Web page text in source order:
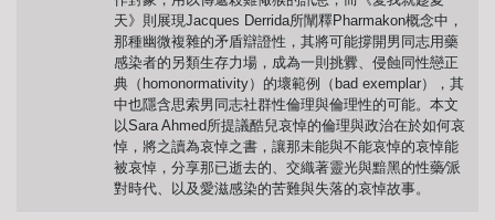
天》則展現Jacques Derrida所闡釋Pharmakon概念中，
那種幽微複雜的矛盾辯證性，其將可能撐開男同志用藥
感染者的另類生存力場，成為一則挑釁、侵蝕同性戀正
典（homonormativity）的壞範例（bad exemplar），其
中也隱含思索男同志社群性倫理與倫理性的可能。本文
以Sara Ahmed所提議酷兒哀悼的倫理與政治在於如何哀
悼，將之讀為哀悼之書，讓那未能與不能哀悼的哀悼能
被哀悼，分享那已逝去的、交織著靈光與黯黑的性藥∕派
對時代、以及愛滋感染的苦難與失落的哀悼故事。